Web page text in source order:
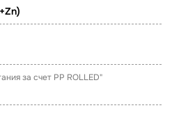
за счет PP ROLLED"